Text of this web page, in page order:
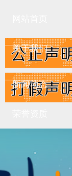
关于我们
新闻动态